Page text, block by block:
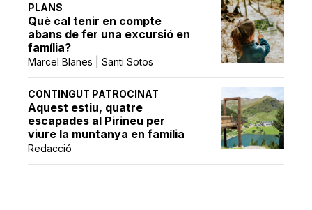
PLANS
Què cal tenir en compte
abans de fer una excursió en
família?
Marcel Blanes | Santi Sotos
CONTINGUT PATROCINAT
Aquest estiu, quatre
escapades al Pirineu per
viure la muntanya en família
Redacció